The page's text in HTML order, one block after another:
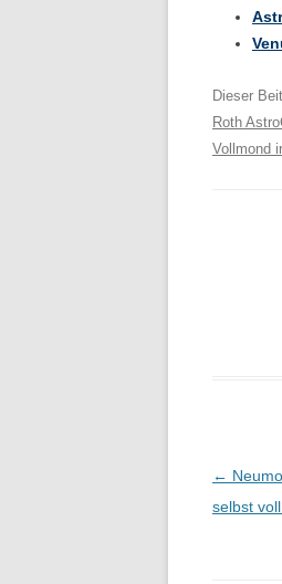
Dieser
Roth
Vollmond
←
selbst